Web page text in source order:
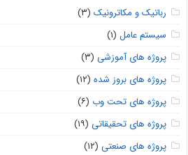
رباتیک و مکاترونیک (۳)
سیستم عامل (۱)
پروژه های آموزشی (۳)
پروژه های بروز شده (۱۲)
پروژه های تحت وب (۶)
پروژه های تحقیقاتی (۱۹)
پروژه های صنعتی (۱۲)